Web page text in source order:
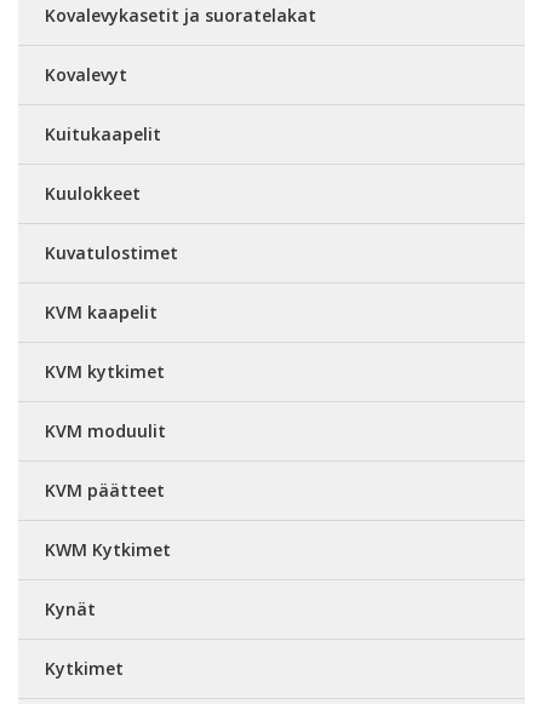
Kovalevykasetit ja suoratelakat
Kovalevyt
Kuitukaapelit
Kuulokkeet
Kuvatulostimet
KVM kaapelit
KVM kytkimet
KVM moduulit
KVM päätteet
KWM Kytkimet
Kynät
Kytkimet